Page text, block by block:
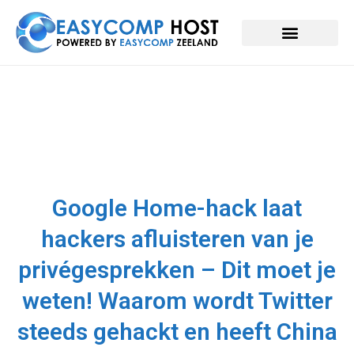
Google Home-hack laat
hackers afluisteren van je
privégesprekken – Dit moet je
weten! Waarom wordt Twitter
steeds gehackt en heeft China